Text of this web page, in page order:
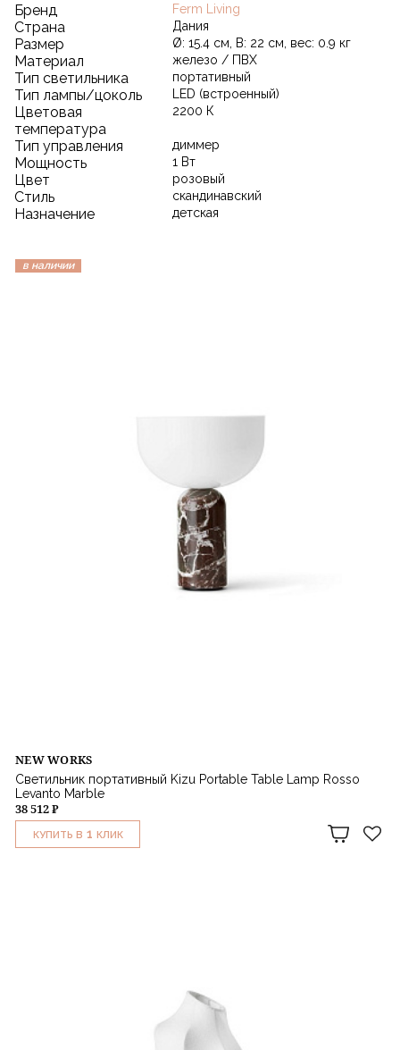
Бренд Ferm Living
Страна Дания
Размер Ø: 15.4 см, В: 22 см, вес: 0.9 кг
Материал железо / ПВХ
Тип светильника портативный
Тип лампы/цоколь LED (встроенный)
Цветовая
температура
2200 К
Тип управления диммер
Мощность 1 Вт
Цвет розовый
Стиль скандинавский
Назначение детская
в наличии
NEW WORKS
Светильник портативный Kizu Portable Table Lamp Rosso
Levanto Marble
38 512 ₽
КУПИТЬ В 1 КЛИК